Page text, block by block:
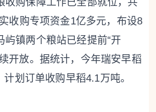
收购专项资金1亿多元，布设8
屿镇两个粮站已经提前“开
开放。据统计，今年瑞安早稻
划订单收购早稻4.1万吨。